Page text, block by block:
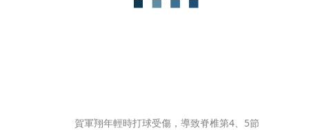
賀軍翔年輕時打球受傷，導致脊椎第4、5節